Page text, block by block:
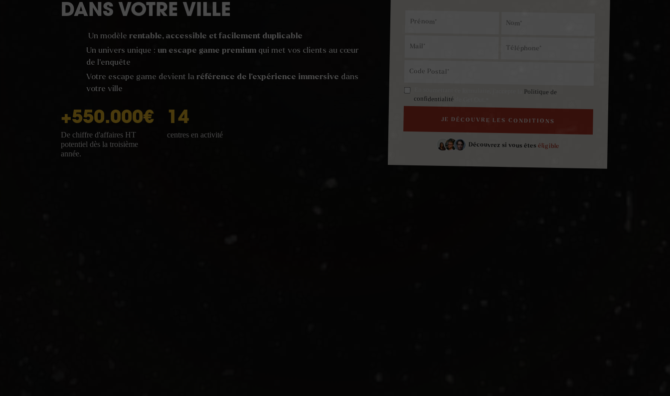
DANS VOTRE VILLE
Un modèle rentable, accessible et facilement duplicable
Un univers unique : un escape game premiumqui met vos clients au cœur
de l’enquête
Votre escape game devient la référence de l’expérience immersive dans
votre ville
+550.000€
De chiffre d'affaires HT
potentiel dès la troisième
année.
14
centres en activité
Politique de
confidentialité
Découvrez si vous êteséligible